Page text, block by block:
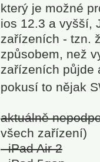
který je možné
ios 12.3 a vyšší,
zařízeních - tzn.
způsobem, než
zařízeních půjde
pokusí to nějak
aktuálně
všech zařízení)
- iPad Air 2